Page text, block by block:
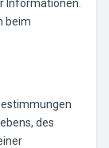
Informationen.
beim
des